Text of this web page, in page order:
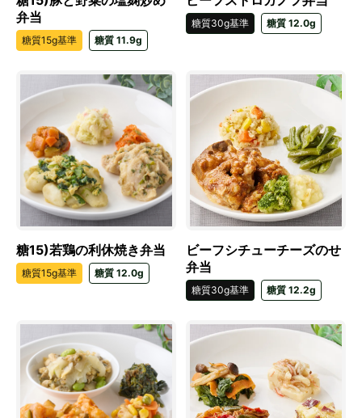
弁当
糖質15g基準 糖質 11.9g
糖質30g基準 糖質 12.0g
糖15)若鶏の利休焼き弁当
糖質15g基準 糖質 12.0g
ビーフシチューチーズのせ
弁当
糖質30g基準 糖質 12.2g